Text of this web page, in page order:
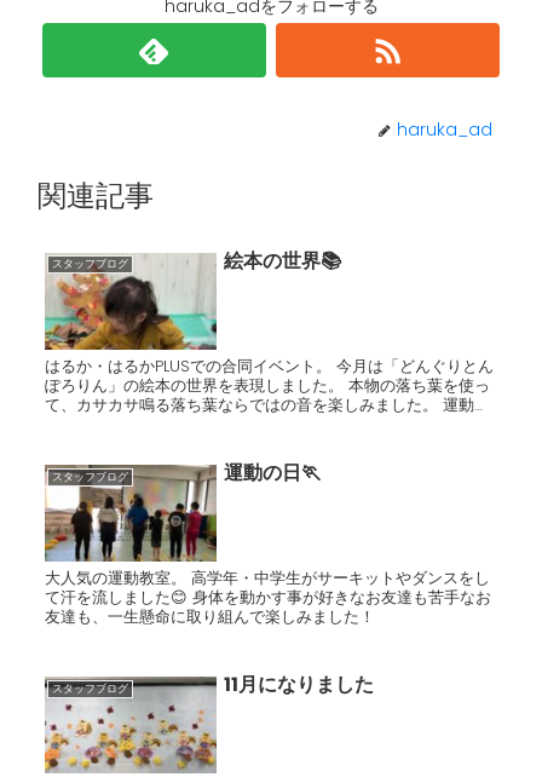
haruka_adをフォローする
haruka_ad
関連記事
スタッフブログ 絵本の世界📚
はるか・はるかPLUSでの合同イベント。 今月は「どんぐりとん
ぽろりん」の絵本の世界を表現しました。 本物の落ち葉を使っ
て、カサカサ鳴る落ち葉ならではの音を楽しみました。 運動あ
スタッフブログ 運動の日🏃
大人気の運動教室。 高学年・中学生がサーキットやダンスをし
て汗を流しました😊 身体を動かす事が好きなお友達も苦手なお
友達も、一生懸命に取り組んで楽しみました！
スタッフブログ 11月になりました